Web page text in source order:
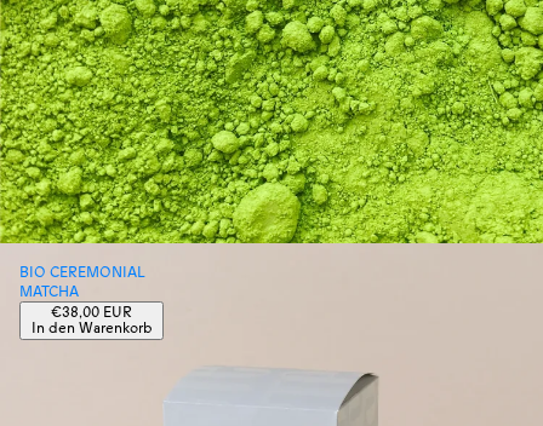
BIO CEREMONIAL
MATCHA
Regulärer
Preis
€38,00 EUR
In den Warenkorb